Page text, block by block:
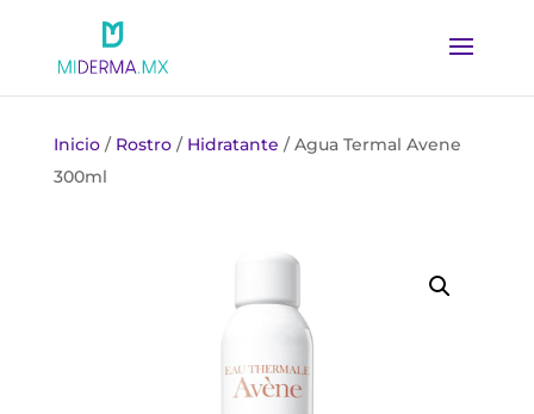
Inicio/ Rostro/ Hidratante / Agua Termal Avene
300ml